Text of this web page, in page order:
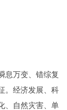
息万变、错综复
。经济发展、科
、自然灾害、单